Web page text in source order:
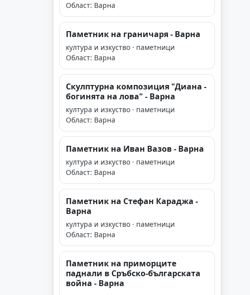
Област: Варна
Паметник на граничаря - Варна
култура и изкуство · паметници
Област: Варна
Скулптурна композиция "Диана -
богинята на лова" - Варна
култура и изкуство · паметници
Област: Варна
Паметник на Иван Вазов - Варна
култура и изкуство · паметници
Област: Варна
Паметник на Стефан Караджа -
Варна
култура и изкуство · паметници
Област: Варна
Паметник на приморците
паднали в Сръбско-българската
война - Варна